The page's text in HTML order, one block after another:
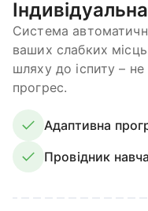
Система
ваших слабких
шляху до іспиту –
прогрес.
Адаптивна
Провідник